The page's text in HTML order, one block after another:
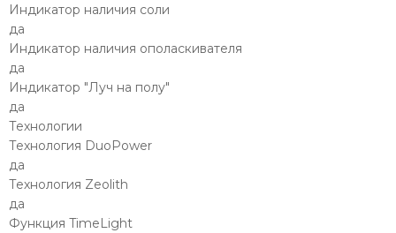
Индикатор наличия соли
да
Индикатор наличия ополаскивателя
да
Индикатор "Луч на полу"
да
Технологии
Технология DuoPower
да
Технология Zeolith
да
Функция TimeLight